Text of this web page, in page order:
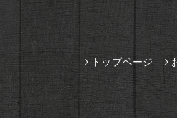
トップページ